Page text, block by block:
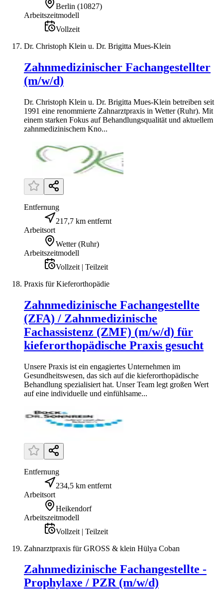
Berlin (10827)
Arbeitszeitmodell
Vollzeit
Dr. Christoph Klein u. Dr. Brigitta Mues-Klein
Zahnmedizinischer Fachangestellter
(m/w/d)
Dr. Christoph Klein u. Dr. Brigitta Mues-Klein betreiben seit
1991 eine renommierte Zahnarztpraxis in Wetter (Ruhr). Mit
einem starken Fokus auf Behandlungsqualität und aktuellem
zahnmedizinischem Kno...
Entfernung
217,7 km entfernt
Arbeitsort
Wetter (Ruhr)
Arbeitszeitmodell
Vollzeit | Teilzeit
Praxis für Kieferorthopädie
Zahnmedizinische Fachangestellte
(ZFA) / Zahnmedizinische
Fachassistenz (ZMF) (m/w/d) für
kieferorthopädische Praxis gesucht
Unsere Praxis ist ein engagiertes Unternehmen im
Gesundheitswesen, das sich auf die kieferorthopädische
Behandlung spezialisiert hat. Unser Team legt großen Wert
auf eine individuelle und einfühlsame...
Entfernung
234,5 km entfernt
Arbeitsort
Heikendorf
Arbeitszeitmodell
Vollzeit | Teilzeit
Zahnarztpraxis für GROSS & klein Hülya Coban
Zahnmedizinische Fachangestellte -
Prophylaxe / PZR (m/w/d)